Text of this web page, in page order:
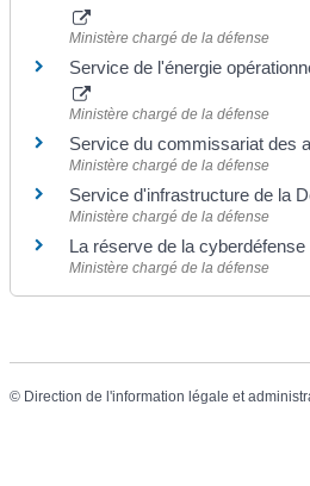
Ministère chargé de la défense
Service de l'énergie
Ministère chargé de la défense
Service du commissariat des
Ministère chargé de la défense
Service d'infrastructure de la
Ministère chargé de la défense
La réserve de la cyberdéfense
Ministère chargé de la défense
© Direction de l'information légale et